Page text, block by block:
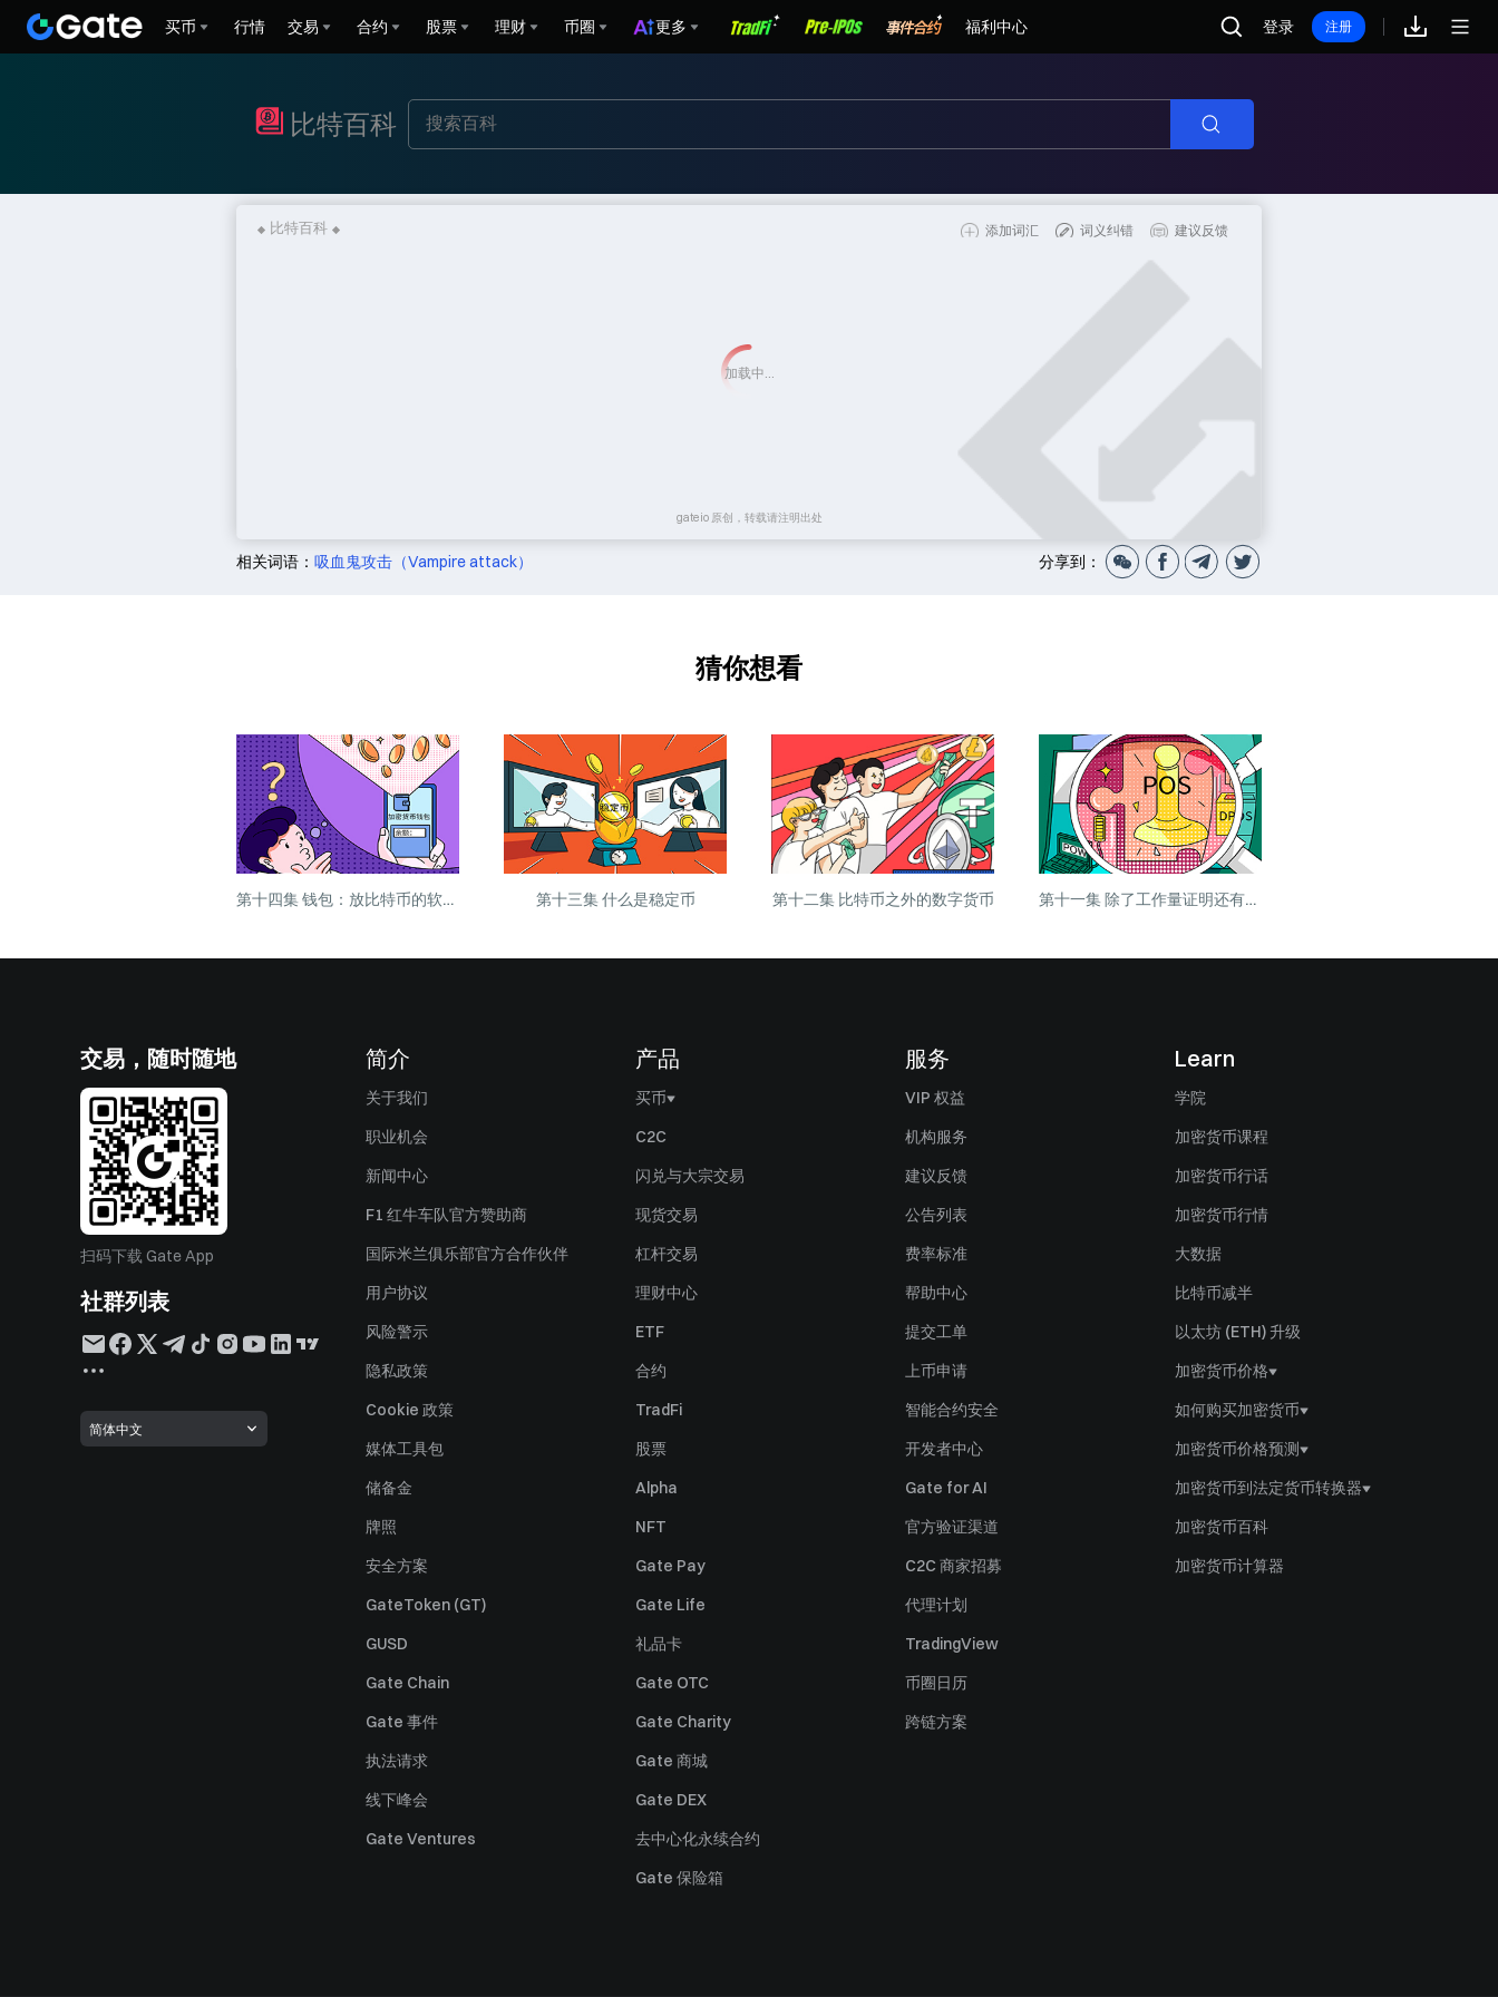
买币 行情 交易 合约 股票 理财 币圈 更多 福利中心 登录 注册
比特百科 搜索
比特百科 添加词汇 词义纠错 建议反馈
加载中...
gateio 原创，转载请注明出处
相关词语： 吸血鬼攻击（Vampire attack） 分享到：
猜你想看
第十四集 钱包：放比特币的软件？ 第十三集 什么是稳定币 第十二集 比特币之外的数字货币 第十一集 除了工作量证明还有哪些？
交易，随时随地
扫码下载 Gate App
社群列表
简体中文
简介
关于我们
职业机会
新闻中心
F1 红牛车队官方赞助商
国际米兰俱乐部官方合作伙伴
用户协议
风险警示
隐私政策
Cookie 政策
媒体工具包
储备金
牌照
安全方案
GateToken (GT)
GUSD
Gate Chain
Gate 事件
执法请求
线下峰会
Gate Ventures
产品
买币
C2C
闪兑与大宗交易
现货交易
杠杆交易
理财中心
ETF
合约
TradFi
股票
Alpha
NFT
Gate Pay
Gate Life
礼品卡
Gate OTC
Gate Charity
Gate 商城
Gate DEX
去中心化永续合约
Gate 保险箱
服务
VIP 权益
机构服务
建议反馈
公告列表
费率标准
帮助中心
提交工单
上币申请
智能合约安全
开发者中心
Gate for AI
官方验证渠道
C2C 商家招募
代理计划
TradingView
币圈日历
跨链方案
Learn
学院
加密货币课程
加密货币行话
加密货币行情
大数据
比特币减半
以太坊 (ETH) 升级
加密货币价格
如何购买加密货币
加密货币价格预测
加密货币到法定货币转换器
加密货币百科
加密货币计算器